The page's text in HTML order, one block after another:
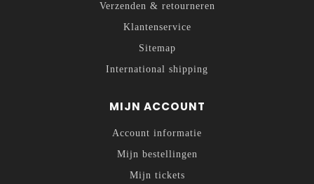
Verzenden & retourneren
Klantenservice
Sitemap
International shipping
MIJN ACCOUNT
Account informatie
Mijn bestellingen
Mijn tickets